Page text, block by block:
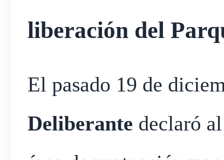
liberación del
El pasado 19 de
Deliberante declaró